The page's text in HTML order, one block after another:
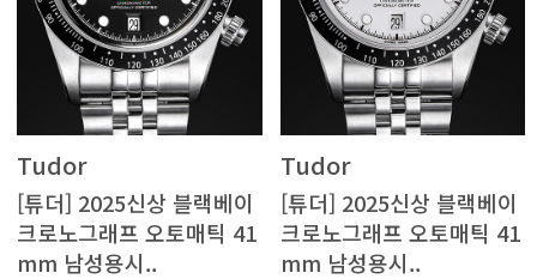
Tudor
mm 남성용시..
Tudor
mm 남성용시..